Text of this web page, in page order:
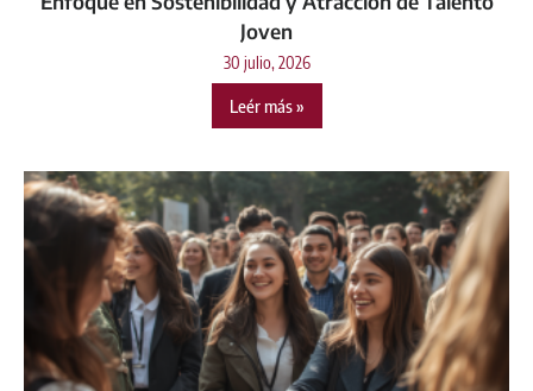
Joven
30 julio, 2026
Leér más »